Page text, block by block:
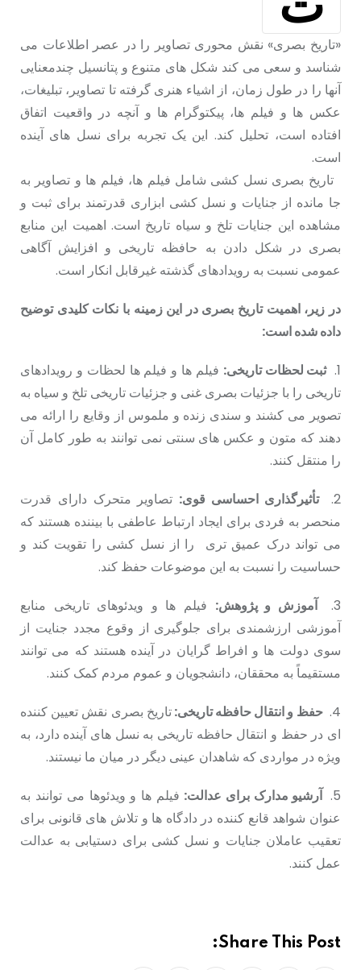
«تاریخ بصری» نقش محوری تصاویر را در عصر اطلاعات می
شناسد و سعی می کند شکل های متنوع و پتانسیل چندمعنایی
آنها را در طول زمان، از اشیاء هنری گرفته تا تصاویر، تبلیغات،
عکس ها و فیلم ها، پیکتوگرام ها و آنچه در واقعیت اتفاق
افتاده است، تحلیل کند. این یک تجربه برای نسل های آینده
است.
تاریخ بصری نسل کشی شامل فیلم ها، فیلم ها و تصاویر به
جا مانده از جنایات و نسل کشی ابزاری قدرتمند برای ثبت و
مشاهده این جنایات تلخ و سیاه تاریخ است. اهمیت این منابع
بصری در شکل دادن به حافظه تاریخی و افزایش آگاهی
عمومی نسبت به رویدادهای گذشته غیرقابل انکار است.
در زیر، اهمیت تاریخ بصری در این زمینه با نکات کلیدی توضیح
داده شده است:
1. ثبت لحظات تاریخی: فیلم ها و فیلم ها لحظات و رویدادهای
تاریخی را با جزئیات بصری غنی و جزئیات تاریخی تلخ و سیاه به
تصویر می کشند و سندی زنده و ملموس از وقایع را ارائه می
دهند که متون و عکس های سنتی نمی توانند به طور کامل آن
را منتقل کنند.
2. تأثیرگذاری احساسی قوی: تصاویر متحرک دارای قدرت
منحصر به فردی برای ایجاد ارتباط عاطفی با بیننده هستند که
می تواند درک عمیق تری را از نسل کشی را تقویت کند و
حساسیت را نسبت به این موضوعات حفظ کند.
3.آموزش و پژوهش: فیلم ها و ویدئوهای تاریخی منابع
آموزشی ارزشمندی برای جلوگیری از وقوع مجدد جنایت از
سوی دولت ها و افراط گرایان در آینده هستند که می توانند
مستقیماً به محققان، دانشجویان و عموم مردم کمک کنند.
4. حفظ و انتقال حافظه تاریخی:تاریخ بصری نقش تعیین کننده
ای در حفظ و انتقال حافظه تاریخی به نسل های آینده دارد، به
ویژه در مواردی که شاهدان عینی دیگر در میان ما نیستند.
5. آرشیو مدارک برای عدالت: فیلم ها و ویدئوها می توانند به
عنوان شواهد قانع کننده در دادگاه ها و تلاش های قانونی برای
تعقیب عاملان جنایات و نسل کشی برای دستیابی بە عدالت
عمل کنند.
Share This Post: